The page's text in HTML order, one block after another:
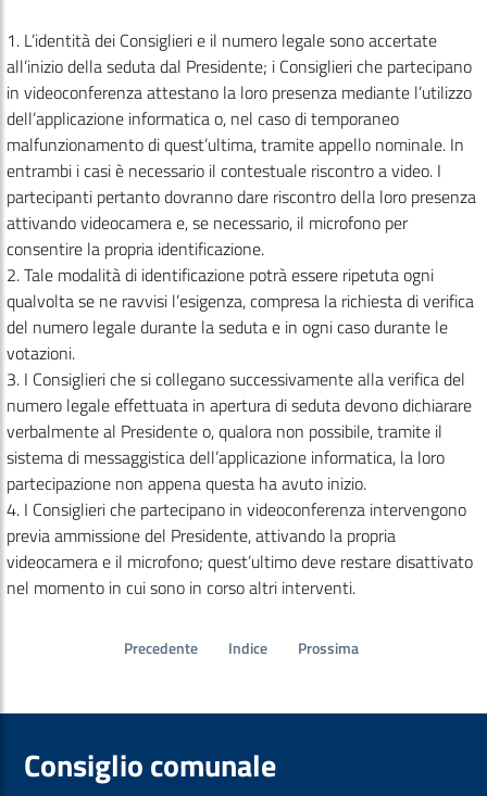
1. L’identità dei Consiglieri e il numero legale sono accertate
all’inizio della seduta dal Presidente; i Consiglieri che partecipano
in videoconferenza attestano la loro presenza mediante l’utilizzo
dell’applicazione informatica o, nel caso di temporaneo
malfunzionamento di quest’ultima, tramite appello nominale. In
entrambi i casi è necessario il contestuale riscontro a video. I
partecipanti pertanto dovranno dare riscontro della loro presenza
attivando videocamera e, se necessario, il microfono per
consentire la propria identificazione.
2. Tale modalità di identificazione potrà essere ripetuta ogni
qualvolta se ne ravvisi l’esigenza, compresa la richiesta di verifica
del numero legale durante la seduta e in ogni caso durante le
votazioni.
3. I Consiglieri che si collegano successivamente alla verifica del
numero legale effettuata in apertura di seduta devono dichiarare
verbalmente al Presidente o, qualora non possibile, tramite il
sistema di messaggistica dell’applicazione informatica, la loro
partecipazione non appena questa ha avuto inizio.
4. I Consiglieri che partecipano in videoconferenza intervengono
previa ammissione del Presidente, attivando la propria
videocamera e il microfono; quest’ultimo deve restare disattivato
nel momento in cui sono in corso altri interventi.
Precedente Indice Prossima
Consiglio comunale